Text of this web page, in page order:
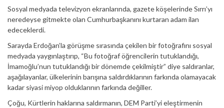
Sosyal medyada televizyon ekranlarında, gazete köşelerinde Sırrı’yı
neredeyse gitmekte olan Cumhurbaşkanını kurtaran adam ilan
edeceklerdi.
Sarayda Erdoğan’la görüşme sırasında çekilen bir fotoğrafını sosyal
medyada yaygınlaştırıp, “Bu fotoğraf öğrencilerin tutuklandığı,
İmamoğlu’nun tutuklandığı bir dönemde çekilmiştir” diye saldıranlar,
aşağılayanlar, ülkelerinin barışına saldırdıklarının farkında olamayacak
kadar siyasi miyop olduklarının farkında değiller.
Çoğu, Kürtlerin haklarına saldırmanın, DEM Parti’yi eleştirmenin